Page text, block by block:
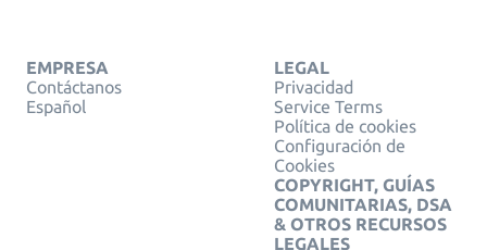
EMPRESA
Contáctanos
Español
LEGAL
Privacidad
Service Terms
Política de cookies
Configuración de
Cookies
COPYRIGHT, GUÍAS
COMUNITARIAS, DSA
& OTROS RECURSOS
LEGALES